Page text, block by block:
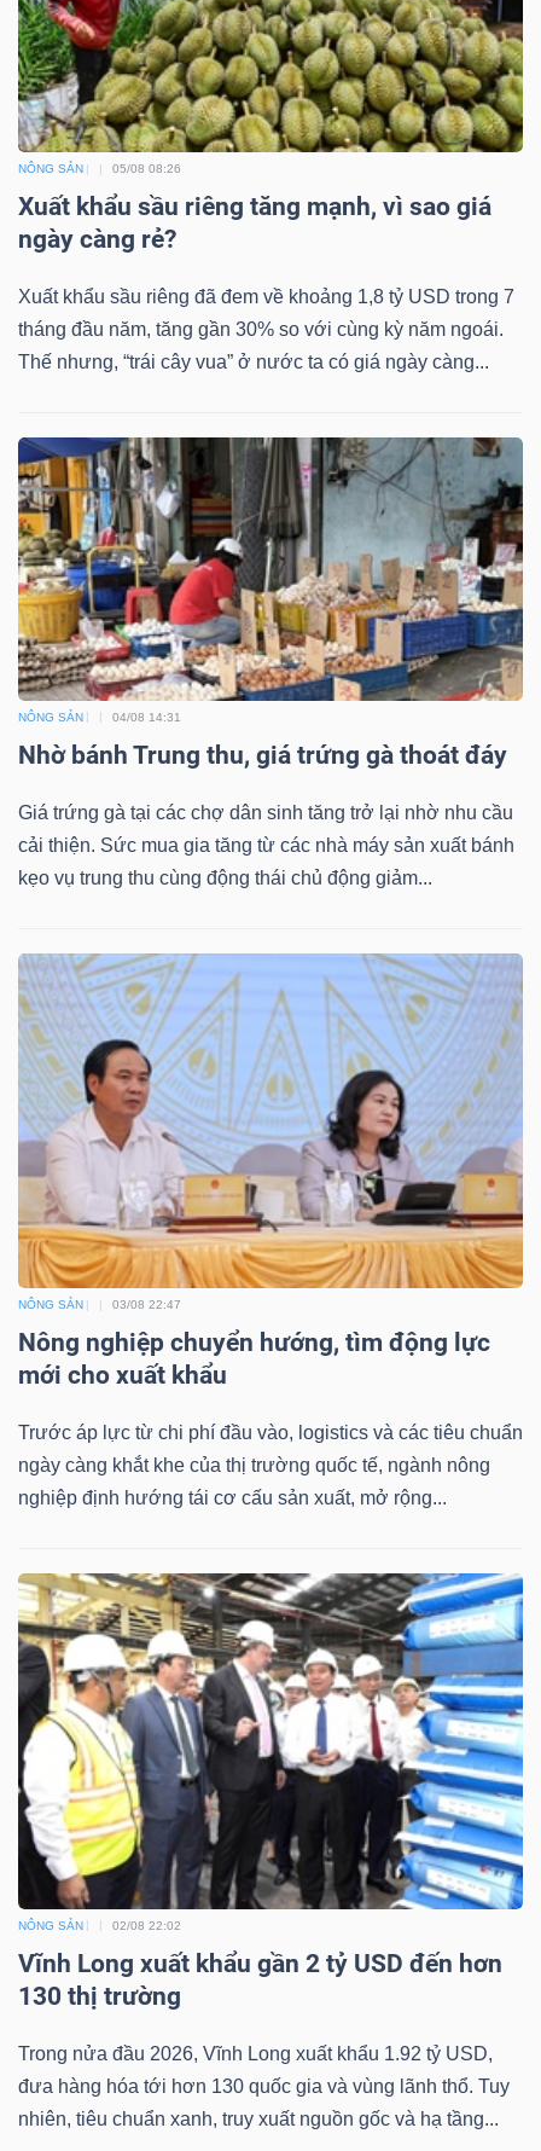
NÔNG SẢN 05/08 08:26
Xuất khẩu sầu riêng tăng mạnh, vì sao giá
ngày càng rẻ?
Xuất khẩu sầu riêng đã đem về khoảng 1,8 tỷ USD trong 7
tháng đầu năm, tăng gần 30% so với cùng kỳ năm ngoái.
Thế nhưng, “trái cây vua” ở nước ta có giá ngày càng...
NÔNG SẢN 04/08 14:31
Nhờ bánh Trung thu, giá trứng gà thoát đáy
Giá trứng gà tại các chợ dân sinh tăng trở lại nhờ nhu cầu
cải thiện. Sức mua gia tăng từ các nhà máy sản xuất bánh
kẹo vụ trung thu cùng động thái chủ động giảm...
NÔNG SẢN 03/08 22:47
Nông nghiệp chuyển hướng, tìm động lực
mới cho xuất khẩu
Trước áp lực từ chi phí đầu vào, logistics và các tiêu chuẩn
ngày càng khắt khe của thị trường quốc tế, ngành nông
nghiệp định hướng tái cơ cấu sản xuất, mở rộng...
NÔNG SẢN 02/08 22:02
Vĩnh Long xuất khẩu gần 2 tỷ USD đến hơn
130 thị trường
Trong nửa đầu 2026, Vĩnh Long xuất khẩu 1.92 tỷ USD,
đưa hàng hóa tới hơn 130 quốc gia và vùng lãnh thổ. Tuy
nhiên, tiêu chuẩn xanh, truy xuất nguồn gốc và hạ tầng...
Bài
viết
của
tác
giả
(-)
phân
Thuật
ngữ
(-)
Dịch
vụ
(-)
Đào
tạo
Sách
tài
chính
Công
cụ
đầu
tư
Truyền
thông
Dữ
liệu
tài
chính